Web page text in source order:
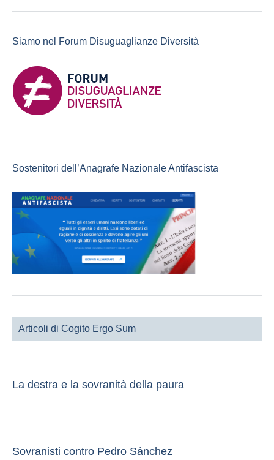
Siamo nel Forum Disuguaglianze Diversità
Sostenitori dell’Anagrafe Nazionale Antifascista
Articoli di Cogito Ergo Sum
La destra e la sovranità della paura
Sovranisti contro Pedro Sánchez